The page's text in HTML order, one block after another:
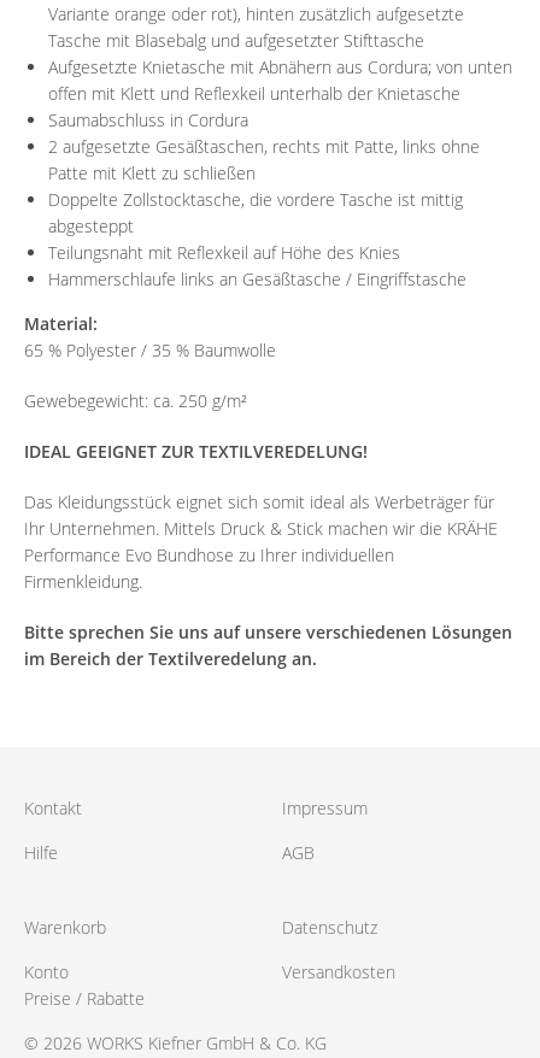
Variante orange oder rot), hinten zusätzlich aufgesetzte
Tasche mit Blasebalg und aufgesetzter Stifttasche
Aufgesetzte Knietasche mit Abnähern aus Cordura; von unten
offen mit Klett und Reflexkeil unterhalb der Knietasche
Saumabschluss in Cordura
2 aufgesetzte Gesäßtaschen, rechts mit Patte, links ohne
Patte mit Klett zu schließen
Doppelte Zollstocktasche, die vordere Tasche ist mittig
abgesteppt
Teilungsnaht mit Reflexkeil auf Höhe des Knies
Hammerschlaufe links an Gesäßtasche / Eingriffstasche
Material:
65 % Polyester / 35 % Baumwolle
Gewebegewicht: ca. 250 g/m²
IDEAL GEEIGNET ZUR TEXTILVEREDELUNG!
Das Kleidungsstück eignet sich somit ideal als Werbeträger für
Ihr Unternehmen. Mittels Druck & Stick machen wir die KRÄHE
Performance Evo Bundhose zu Ihrer individuellen
Firmenkleidung.
Bitte sprechen Sie uns auf unsere verschiedenen Lösungen
im Bereich der Textilveredelung an.
Kontakt
Hilfe
Impressum
AGB
Warenkorb
Konto
Datenschutz
Versandkosten
Preise / Rabatte
© 2026 WORKS Kiefner GmbH & Co. KG